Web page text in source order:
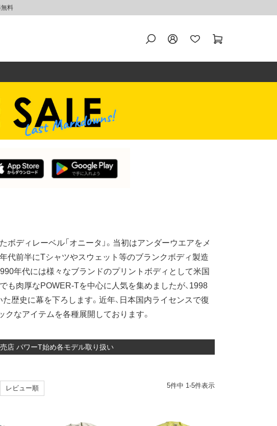
料
ディレーベル「オニータ」。当初はアンダーウエアをメ
代前半にTシャツやスウェット等のブランクボディ製造
年代には様々なブランドのプリントボディとして米国
も肉厚なPOWER-Tを中心に人気を集めましたが、1998
歴史に幕を下ろします。近年、日本国内ライセンスで復
クなアイテムを各種展開しております。
店 パワーT始め各モデル取り扱い
レビュー順 5件中 1-5件表示